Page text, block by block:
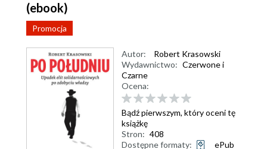
(ebook)
Promocja
Autor:
Robert Krasowski
Wydawnictwo: Czerwone i
Czarne
Ocena:
Bądź pierwszym, który oceni tę
książkę
Stron: 408
Dostępne formaty:
ePub